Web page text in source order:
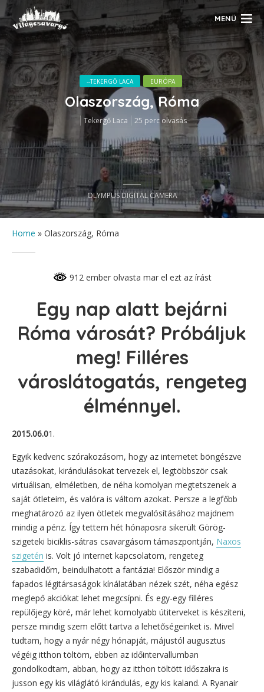
MENÜ
OLYMPUS DIGITAL CAMERA
--TEKERGŐ LACA EURÓPA
Olaszország, Róma
Tekergő Laca 25 perc olvasás
Home » Olaszország, Róma
912 ember olvasta mar el ezt az írást
Egy nap alatt bejárni
Róma városát? Próbáljuk
meg! Filléres
városlátogatás, rengeteg
élménnyel.
2015.06.01.
Egyik kedvenc szórakozásom, hogy az internetet böngészve
utazásokat, kirándulásokat tervezek el, legtöbbször csak
virtuálisan, elméletben, de néha komolyan megtetszenek a
saját ötleteim, és valóra is váltom azokat. Persze a legfőbb
meghatározó az ilyen ötletek megvalósításához majdnem
mindig a pénz. Így tettem hét hónaposra sikerült Görög-
szigeteki biciklis-sátras csavargásom támaszpontján, Naxos
szigetén is. Volt jó internet kapcsolatom, rengeteg
szabadidőm, beindulhatott a fantázia! Először mindig a
fapados légitársaságok kínálatában nézek szét, néha egész
meglepő akciókat lehet megcsípni. És egy-egy filléres
repülőjegy köré, már lehet komolyabb útiterveket is készíteni,
persze mindig szem előtt tartva a lehetőségeinket is. Mivel
tudtam, hogy a nyár négy hónapját, májustól augusztus
végéig itthon töltöm, ebben az időintervallumban
gondolkodtam, abban, hogy az itthon töltött időszakra is
jusson egy kis világlátó kirándulás, egy kis kaland. A Ryanair